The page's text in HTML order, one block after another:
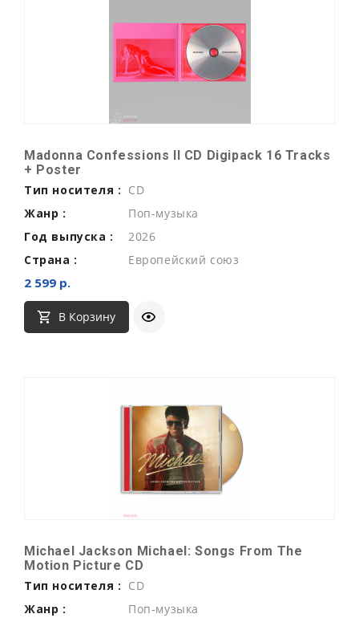
Madonna Confessions II CD Digipack 16 Tracks
+ Poster
Тип носителя : CD
Жанр :
Поп-музыка
Год выпуска :
2026
Страна :
Европейский союз
2 599 р.
В Корзину
Michael Jackson Michael: Songs From The
Motion Picture CD
Тип носителя : CD
Жанр :
Поп-музыка